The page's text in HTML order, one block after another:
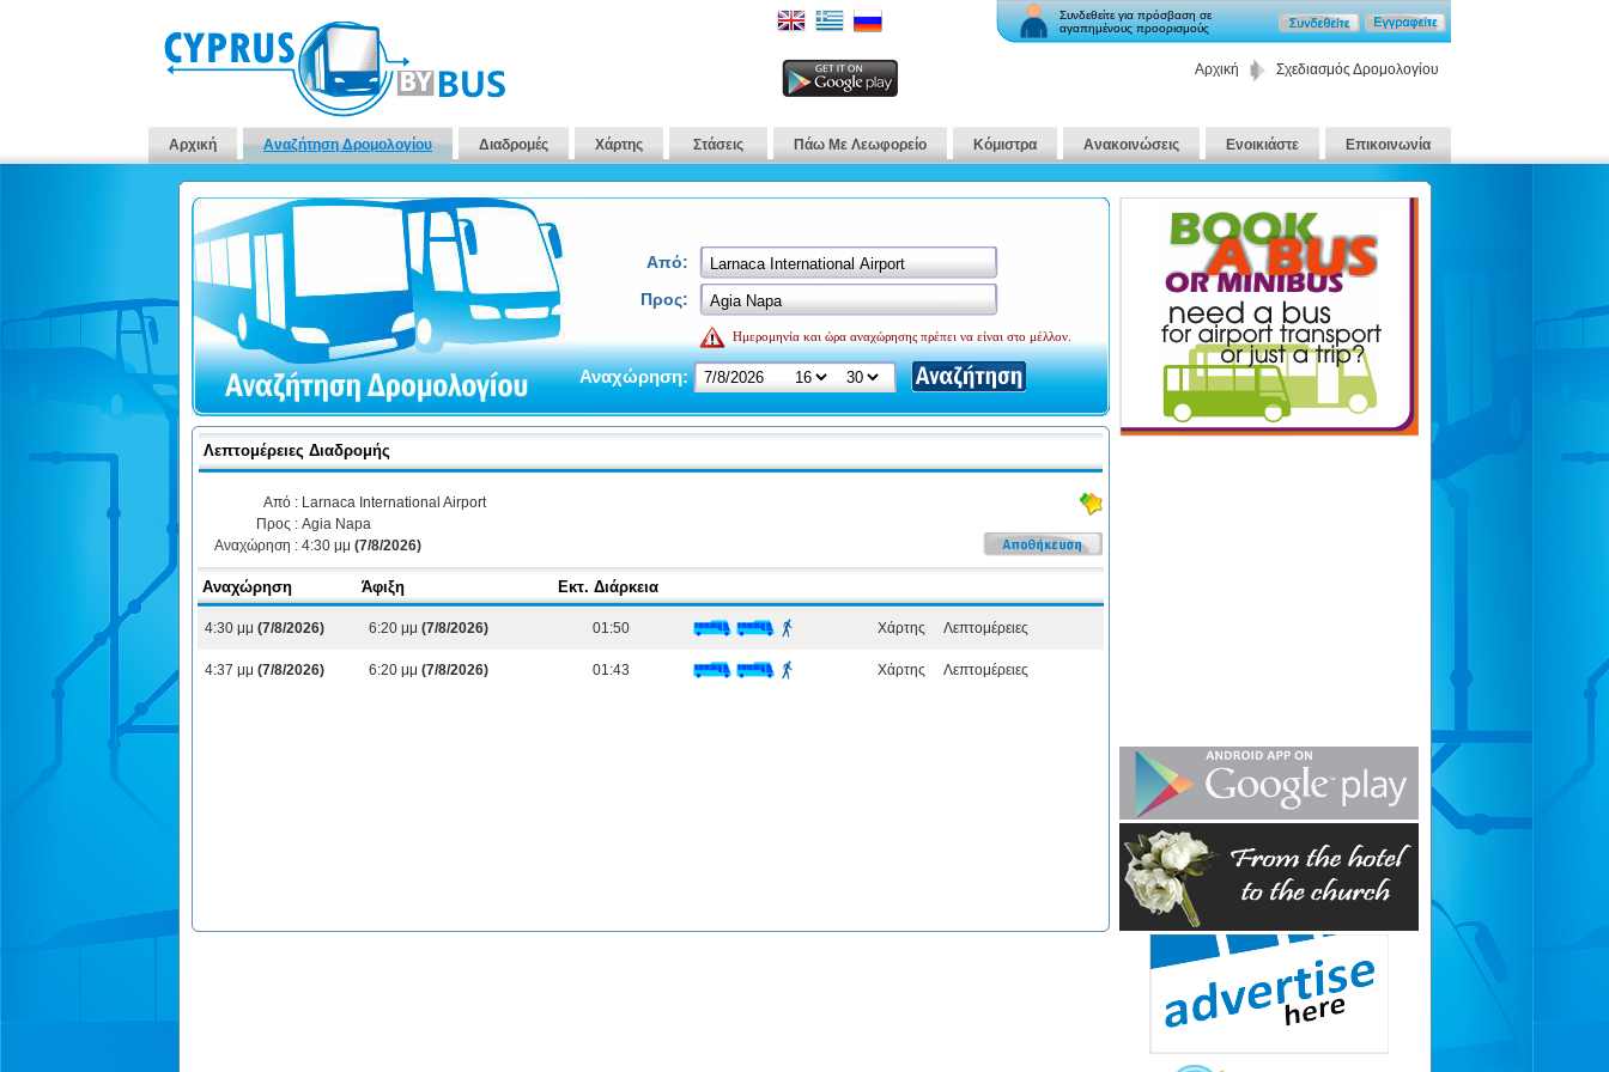
Συνδεθείτε για πρόσβαση σε
αγαπημένους προορισμούς
Αρχική Σχεδιασμός Δρομολογίου
Αρχική Αναζήτηση Δρομολογίου Διαδρομές Χάρτης Στάσεις Πάω Με Λεωφορείο Κόμιστρα Ανακοινώσεις Ενοικιάστε Επικοινωνία
Από:
Προς:
Ημερομηνία και ώρα αναχώρησης πρέπει να είναι στο μέλλον.
Αναχώρηση:
Λεπτομέρειες Διαδρομής
Από : Larnaca International Airport
Προς : Agia Napa
Αναχώρηση : 4:30 μμ (7/8/2026)
Αναχώρηση Άφιξη Εκτ. Διάρκεια
4:30 μμ (7/8/2026) 6:20 μμ (7/8/2026) 01:50 Χάρτης Λεπτομέρειες
4:37 μμ (7/8/2026) 6:20 μμ (7/8/2026) 01:43 Χάρτης Λεπτομέρειες